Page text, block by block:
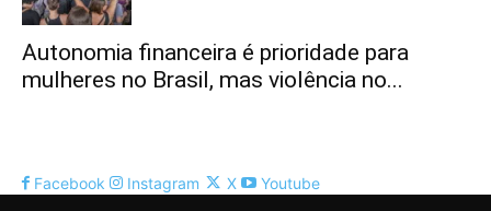
Autonomia financeira é prioridade para
mulheres no Brasil, mas violência no...
Facebook Instagram X Youtube